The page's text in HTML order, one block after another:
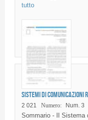
tutto
Sistemi di comunicazioni
2 021 Numero: Num. 3
Sommario - Il Sistema